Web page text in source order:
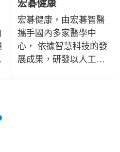
宏碁健康
宏碁健康，由宏碁智醫
攜手國內多家醫學中
心， 依據智慧科技的發
展成果，研發以人工智